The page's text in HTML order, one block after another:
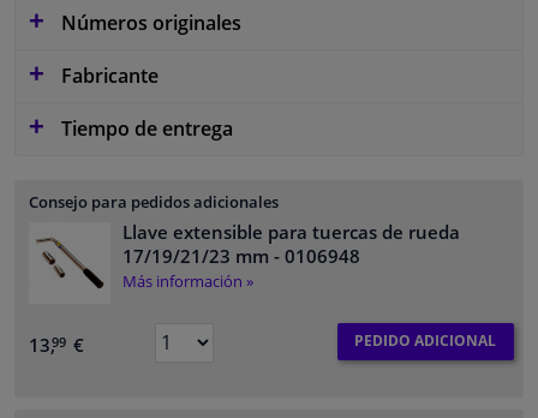
Números originales
Fabricante
Tiempo de entrega
Consejo para pedidos adicionales
Llave extensible para tuercas de rueda
17/19/21/23 mm - 0106948
Más información »
13,99 € PEDIDO ADICIONAL